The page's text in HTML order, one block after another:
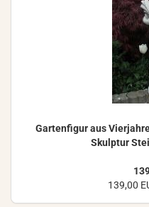
Gar­ten­fi­gur aus
Skulp­tur
139,00